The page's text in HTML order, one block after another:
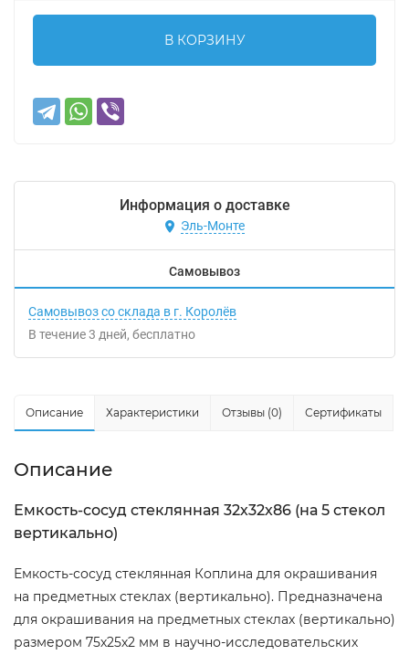
В КОРЗИНУ
Информация о доставке
Эль-Монте
Самовывоз
Самовывоз со склада в г. Королёв
В течение3 дней Бесплатно
Описание Характеристики Отзывы (0) Сертификаты
Описание
Емкость-сосуд стеклянная 32х32х86 (на 5 стекол
вертикально)
Емкость-сосуд стеклянная Коплина для окрашивания
на предметных стеклах (вертикально). Предназначена
для окрашивания на предметных стеклах (вертикально)
размером 75х25х2 мм в научно-исследовательских